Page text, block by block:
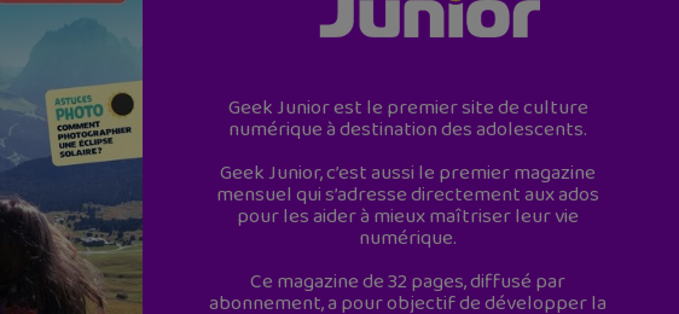
Geek Junior est le premier site de culture
numérique à destination des adolescents.
Geek Junior, c’est aussi le premier magazine
mensuel qui s’adresse directement aux ados
pour les aider à mieux maîtriser leur vie
numérique.
Ce magazine de 32 pages, diffusé par
abonnement, a pour objectif de développer la